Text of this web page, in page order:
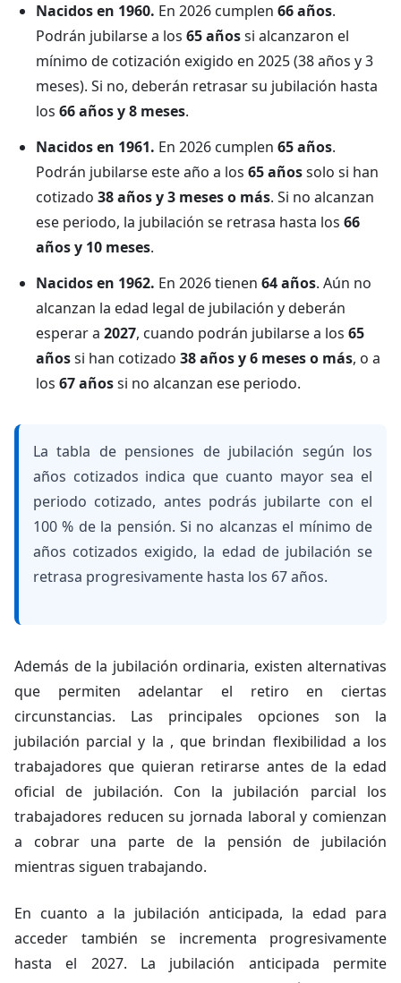
Nacidos en 1960. En 2026 cumplen 66 años.
Podrán jubilarse a los 65 añossi alcanzaron el
mínimo de cotización exigido en 2025 (38 años y 3
meses). Si no, deberán retrasar su jubilación hasta
los 66 años y 8 meses.
Nacidos en 1961. En 2026 cumplen 65 años.
Podrán jubilarse este año a los 65 añossolo si han
cotizado 38 años y 3 meses o más. Si no alcanzan
ese periodo, la jubilación se retrasa hasta los 66
años y 10 meses.
Nacidos en 1962. En 2026 tienen 64 años. Aún no
alcanzan la edad legal de jubilación y deberán
esperar a 2027, cuando podrán jubilarse a los 65
añossi han cotizado 38 años y 6 meses o más, o a
los 67 añossi no alcanzan ese periodo.
La tabla de pensiones de jubilación según los
años cotizados indica que cuanto mayor sea el
periodo cotizado, antes podrás jubilarte con el
100 % de la pensión. Si no alcanzas el mínimo de
años cotizados exigido, la edad de jubilación se
retrasa progresivamente hasta los 67 años.
Además de la jubilación ordinaria, existen alternativas
que permiten adelantar el retiro en ciertas
circunstancias. Las principales opciones son la
jubilación parcial y la , que brindan flexibilidad a los
trabajadores que quieran retirarse antes de la edad
oficial de jubilación. Con la jubilación parcial los
trabajadores reducen su jornada laboral y comienzan
a cobrar una parte de la pensión de jubilación
mientras siguen trabajando.
En cuanto a la jubilación anticipada, la edad para
acceder también se incrementa progresivamente
hasta el 2027. La jubilación anticipada permite